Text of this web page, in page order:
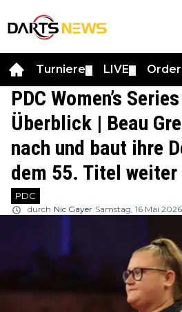
Turniere LIVE
PDC Women’s
Überblick | Beau
nach und baut ihre
dem 55. Titel weiter
PDC
durch Nic Gayer Samstag, 16 Mai